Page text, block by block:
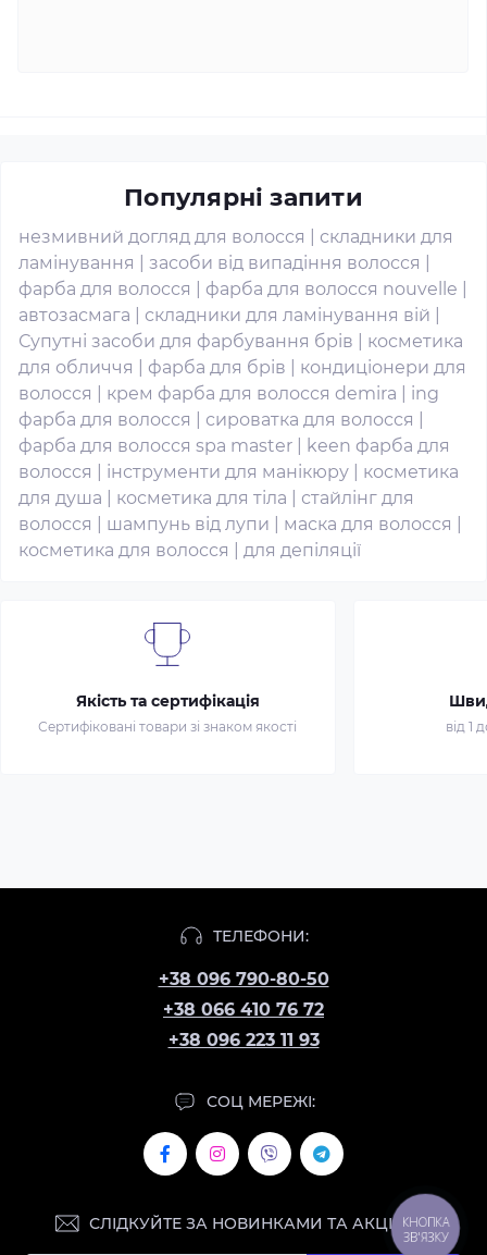
Популярні запити
незмивний догляд для волосся
складники для
ламінування
засоби від випадіння волосся
фарба для волосся
фарба для волосся nouvelle
автозасмага
складники для ламінування вій
Супутні засоби для фарбування брів
косметика
для обличчя
фарба для брів
кондиціонери для
волосся
крем фарба для волосся demira
ing
фарба для волосся
сироватка для волосся
фарба для волосся spa master
keen фарба для
волосся
інструменти для манікюру
косметика
для душа
косметика для тіла
стайлінг для
волосся
шампунь від лупи маска для волосся
косметика для волосся
для депіляції
Якість та сертифікація
Сертифіковані товари зі знаком якості від 1
ТЕЛЕФОНИ:
+38 096 790-80-50
+38 066 410 76 72
+38 096 223 11 93
СОЦ МЕРЕЖІ:
СЛІДКУЙТЕ ЗА НОВИНКАМИ ТА АКЦІЯМИ:
КНОПКА
ЗВ'ЯЗКУ